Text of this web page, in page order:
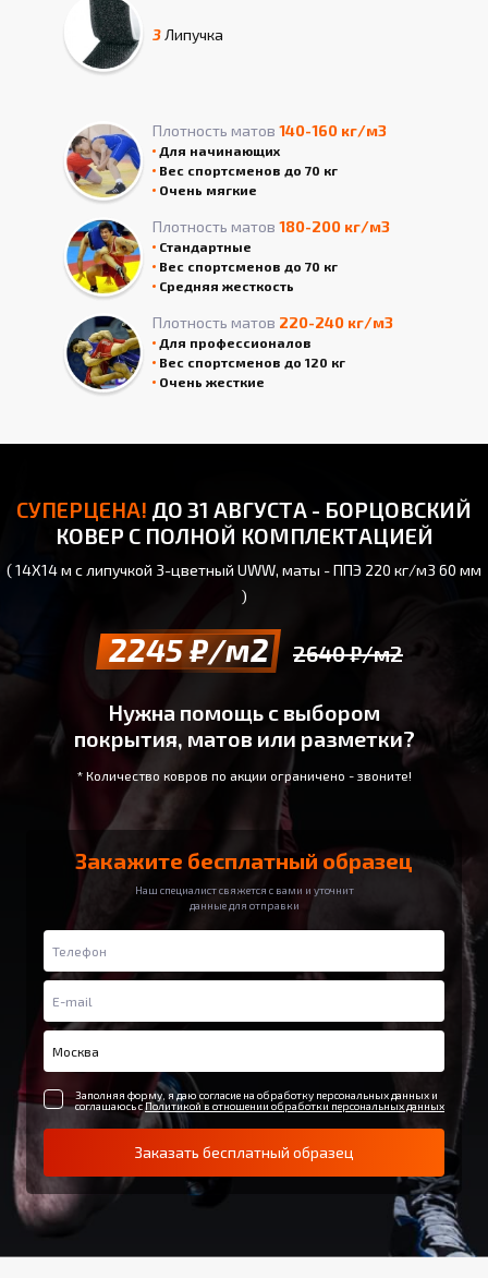
3Липучка
Плотность матов 140-160 кг/м3
Для начинающих
Вес спортсменов до 70 кг
Очень мягкие
Плотность матов 180-200 кг/м3
Стандартные
Вес спортсменов до 70 кг
Средняя жесткость
Плотность матов 220-240 кг/м3
Для профессионалов
Вес спортсменов до 120 кг
Очень жесткие
СУПЕРЦЕНА! ДО 31 АВГУСТА - БОРЦОВСКИЙ
КОВЕР С ПОЛНОЙ КОМПЛЕКТАЦИЕЙ
( 14Х14 м с липучкой 3-цветный UWW, маты - ППЭ 220 кг/м3 60 мм
)
2245 ₽/м2 2640 ₽/м2
Нужна помощь с выбором
покрытия, матов или разметки?
* Количество ковров по акции ограничено - звоните!
Закажите бесплатный образец
Наш специалист свяжется с вами и уточнит
данные для отправки
Заполняя форму, я даю согласие на обработку персональных данных и
соглашаюсь сПолитикой в отношении обработки персональных данных
Заказать бесплатный образец